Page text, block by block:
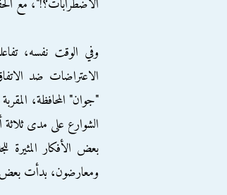
الاضطرابات؟!"، مع
وفي الوقت نفسه،
الاعتراضات ضد
"جوان" المحافظة،
الشوارع على مدى
بعض الأفكار المثيرة
ومعارضون، بدأت بعض